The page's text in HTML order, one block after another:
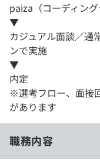
paiza（コーディング
▼
カジュアル面談／
ンで実施
▼
内定
※選考フロー、面接
があります
職務内容